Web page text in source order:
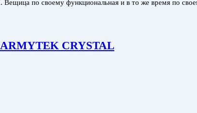
по своему функциональная и в то же время по
ARMYTEK CRYSTAL